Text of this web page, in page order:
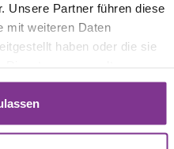
Unsere Partner führen diese
mit weiteren Daten
haben oder die sie
/ Alles akzeptieren / etc.]“
in die Weitergabe über
an unseren Partner, die
Artikel deaktiviert.
Bloomy Days Holiday Special